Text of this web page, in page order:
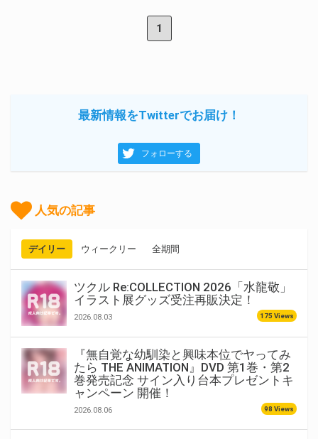
1
最新情報をTwitterでお届け！
フォローする
人気の記事
デイリー ウィークリー 全期間
ツクル Re:COLLECTION 2026「水龍敬」
イラスト展グッズ受注再販決定！
2026.08.03 175 Views
『無自覚な幼馴染と興味本位でヤってみ
たら THE ANIMATION』DVD 第1巻・第2
巻発売記念 サイン入り台本プレゼントキ
ャンペーン 開催！
2026.08.06 98 Views